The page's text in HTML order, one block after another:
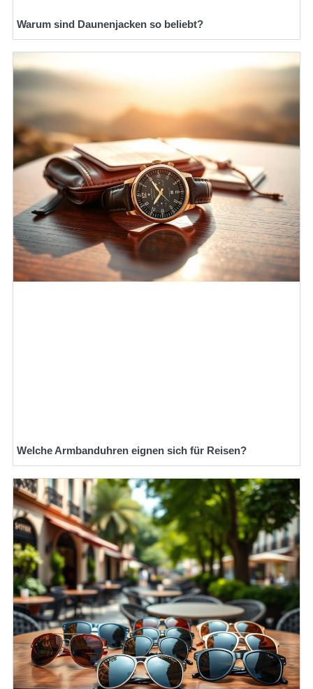
Warum sind Daunenjacken so beliebt?
Welche Armbanduhren eignen sich für Reisen?